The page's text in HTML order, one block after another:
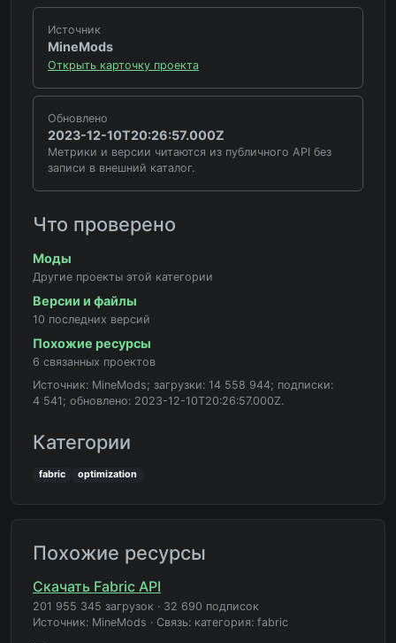
Источник
MineMods
Открыть карточку проекта
Обновлено
2023-12-10T20:26:57.000Z
Метрики и версии читаются из публичного API без
записи в внешний каталог.
Что проверено
Моды
Другие проекты этой категории
Версии и файлы
10 последних версий
Похожие ресурсы
6 связанных проектов
Источник: MineMods; загрузки: 14 558 944; подписки:
4 541; обновлено: 2023-12-10T20:26:57.000Z.
Категории
fabric optimization
Похожие ресурсы
Скачать Fabric API
201 955 345 загрузок · 32 690 подписок
Источник: MineMods · Связь: категория: fabric